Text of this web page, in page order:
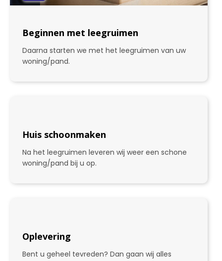
Beginnen met leegruimen
Daarna starten we met het leegruimen van uw
woning/pand.
Huis schoonmaken
Na het leegruimen leveren wij weer een schone
woning/pand bij u op.
Oplevering
Bent u geheel tevreden? Dan gaan wij alles